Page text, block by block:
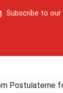
Subscribe to our
Postulaterne